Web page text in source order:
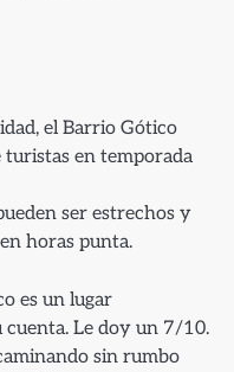
el Barrio Gótico
turistas en temporada
ser estrechos y
horas punta.
es un lugar
Le doy un 7/10.
sin rumbo